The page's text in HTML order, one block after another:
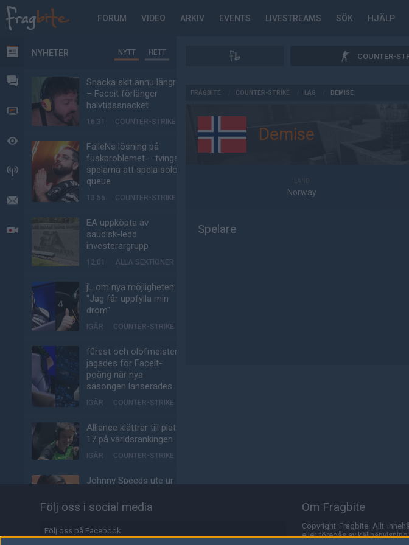
FORUM VIDEO ARKIV EVENTS LIVESTREAMS SÖK HJÄLP
NYHETER
FORUM
VIDEO
BEVAKAT
HÄNDELSER
MEDDELANDEN
LIVESÄNDNINGAR
NYHETER NYTT HETT
Snacka skit ännu längre
– Faceit förlänger
halvtidssnacket
16:31 COUNTER-STRIKE
FalleNs lösning på
fuskproblemet – tvinga
spelarna att spela solo-
queue
13:56 COUNTER-STRIKE
EA uppköpta av
saudisk-ledd
investerargrupp
12:01 ALLA SEKTIONER
jL om nya möjligheten:
"Jag får uppfylla min
dröm"
IGÅR COUNTER-STRIKE
f0rest och olofmeister
jagades för Faceit-
poäng när nya
säsongen lanserades
IGÅR COUNTER-STRIKE
Alliance klättrar till plats
17 på världsrankingen
IGÅR COUNTER-STRIKE
Johnny Speeds ute ur
i semifinalen
COUNTER-
FRAGBITE COUNTER-STRIKE LAG DEMISE
Demise
Norway
Spelare
Följ oss i social media
Följ oss på Facebook
Om Fragbite
Copyright Fragbite. Allt
eller föregås av